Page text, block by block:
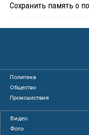
Сохранить память о
Политика
Общество
Происшествия
Видео
Фото